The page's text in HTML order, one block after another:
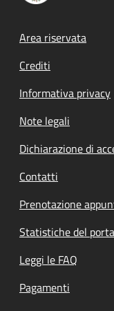
Footer
Area riservata
Crediti
Informativa privacy
Note legali
Dichiarazione di
Contatti
Prenotazione
Statistiche del
Leggi le FAQ
Pagamenti